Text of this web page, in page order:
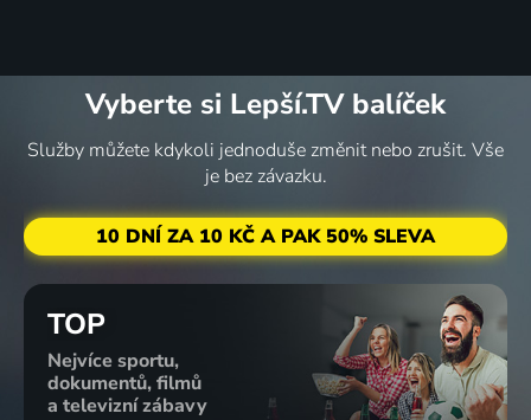
Vyberte si Lepší.TV balíček
Služby můžete kdykoli jednoduše změnit nebo zrušit. Vše
je bez závazku.
10 DNÍ ZA 10 KČ A PAK 50% SLEVA
TOP
Nejvíce sportu,
dokumentů, filmů
a televizní zábavy